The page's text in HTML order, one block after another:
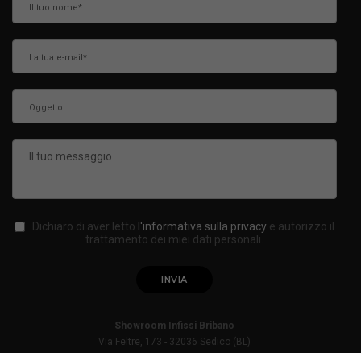
Dichiaro di aver letto l'informativa sulla privacy e autorizzo il
trattamento dei miei dati personali.
Showroom Infissi Bribano
Via Feltre, 173 - 32036 Sedico (BL)